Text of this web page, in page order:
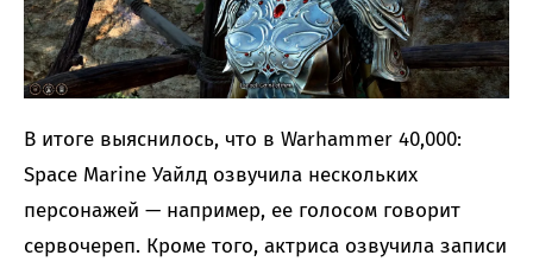
В итоге выяснилось, что в Warhammer 40,000:
Space Marine Уайлд озвучила нескольких
персонажей — например, ее голосом говорит
сервочереп. Кроме того, актриса озвучила записи